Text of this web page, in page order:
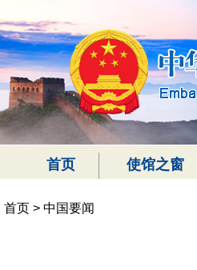
首页 使馆之窗
首页 > 中国要闻